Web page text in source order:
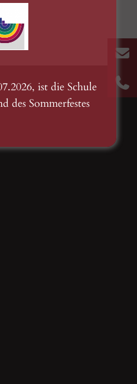
ist die Schule
des Sommerfestes